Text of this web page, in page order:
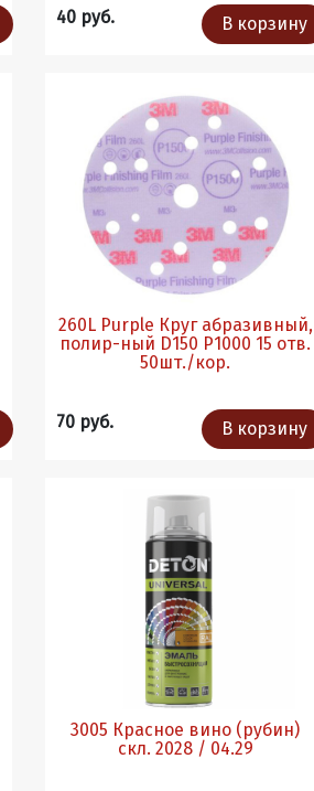
40 руб. В корзину
260L Purple Круг абразивный,
полир-ный D150 P1000 15 отв.
50шт./кор.
70 руб. В корзину
3005 Красное вино (рубин)
скл. 2028 / 04.29